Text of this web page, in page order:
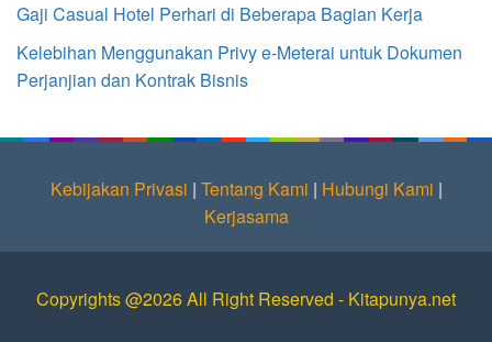
Gaji Casual Hotel Perhari di Beberapa Bagian Kerja
Kelebihan Menggunakan Privy e-Meterai untuk Dokumen
Perjanjian dan Kontrak Bisnis
Kebijakan Privasi | Tentang Kami | Hubungi Kami |
Kerjasama
Copyrights @2026 All Right Reserved - Kitapunya.net